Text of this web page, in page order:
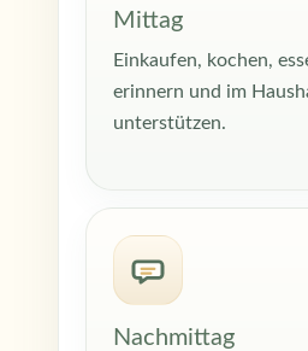
Mittag
Einkaufen, kochen,
erinnern und im
unterstützen.
Nachmittag